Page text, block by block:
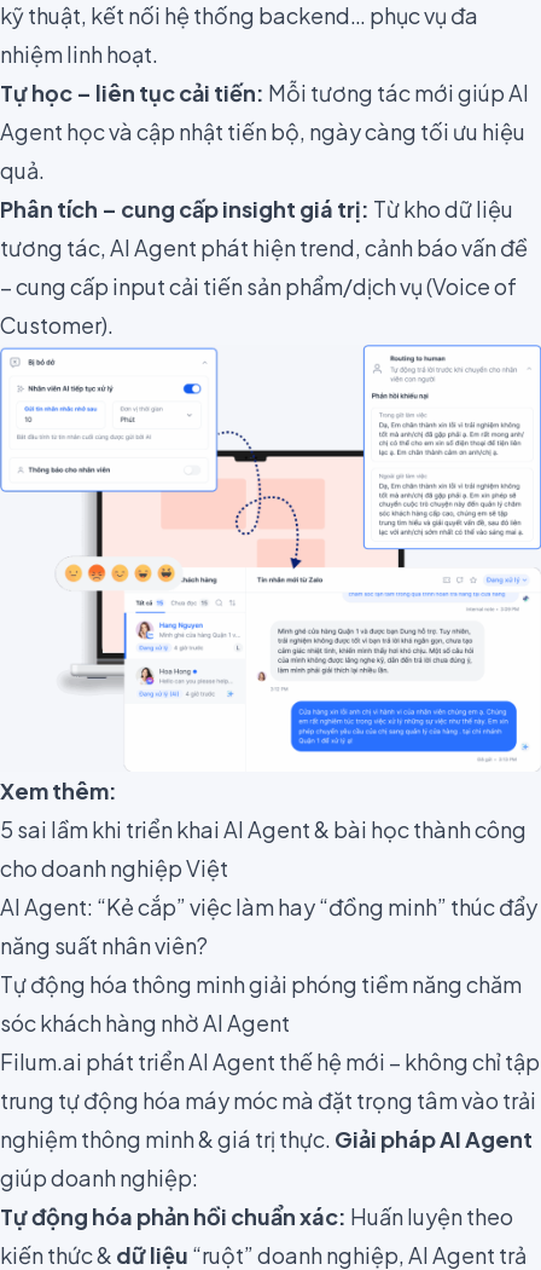
kỹ thuật, kết nối hệ thống backend… phục vụ đa
nhiệm linh hoạt.
Tự học – liên tục cải tiến: Mỗi tương tác mới giúp AI
Agent học và cập nhật tiến bộ, ngày càng tối ưu hiệu
quả.
Phân tích – cung cấp insight giá trị: Từ kho dữ liệu
tương tác, AI Agent phát hiện trend, cảnh báo vấn đề
– cung cấp input cải tiến sản phẩm/dịch vụ (Voice of
Customer).
Xem thêm:
5 sai lầm khi triển khai AI Agent & bài học thành công
cho doanh nghiệp Việt
AI Agent: “Kẻ cắp” việc làm hay “đồng minh” thúc đẩy
năng suất nhân viên?
Tự động hóa thông minh giải phóng tiềm năng chăm
sóc khách hàng nhờ AI Agent
Filum.ai phát triển AI Agent thế hệ mới – không chỉ tập
trung tự động hóa máy móc mà đặt trọng tâm vào trải
nghiệm thông minh & giá trị thực. Giải pháp AI Agent
giúp doanh nghiệp:
Tự động hóa phản hồi chuẩn xác: Huấn luyện theo
kiến thức & dữ liệu “ruột” doanh nghiệp, AI Agent trả